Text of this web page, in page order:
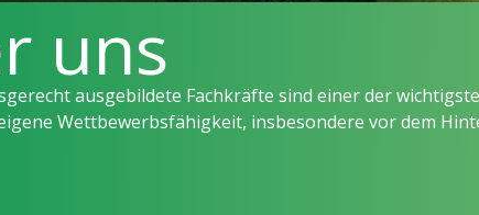
uns
ausgebildete Fachkräfte sind einer der
Wettbewerbsfähigkeit, insbesondere vor dem